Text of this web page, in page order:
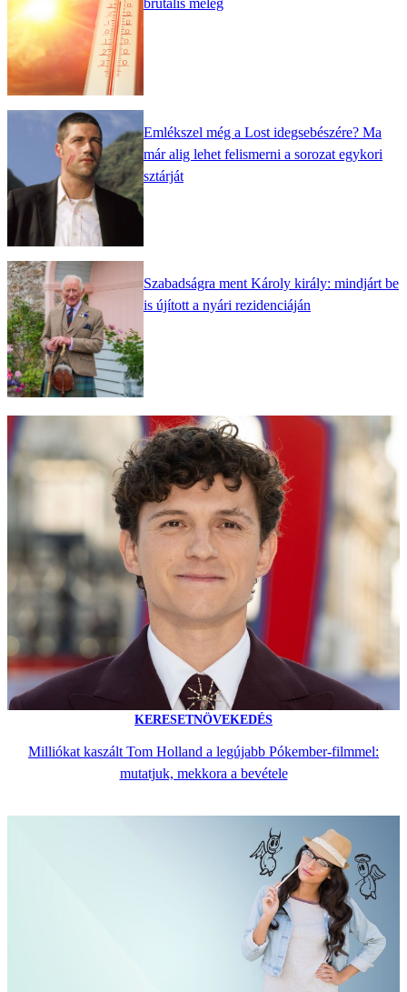
brutális meleg
Emlékszel még a Lost idegsebészére? Ma
már alig lehet felismerni a sorozat egykori
sztárját
Szabadságra ment Károly király: mindjárt be
is újított a nyári rezidenciáján
KERESETNÖVEKEDÉS
Milliókat kaszált Tom Holland a legújabb Pókember-filmmel:
mutatjuk, mekkora a bevétele